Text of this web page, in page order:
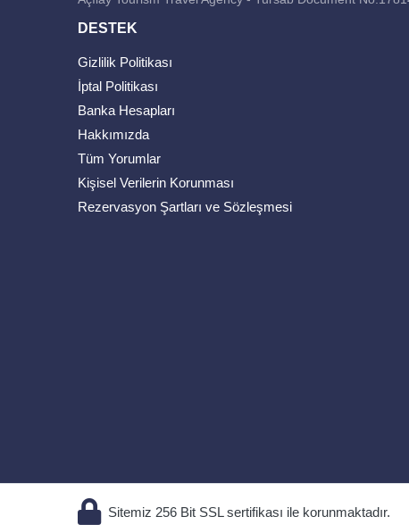
DESTEK
Gizlilik Politikası
İptal Politikası
Banka Hesapları
Hakkımızda
Tüm Yorumlar
Kişisel Verilerin Korunması
Rezervasyon Şartları ve Sözleşmesi
Sitemiz 256 Bit SSL sertifikası ile korunmaktadır.